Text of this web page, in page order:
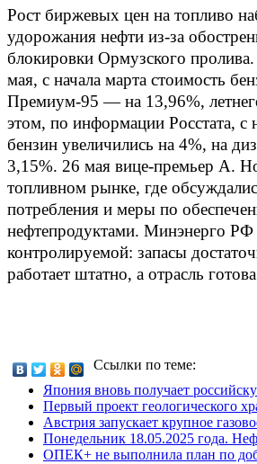
Рост биржевых цен на топливо
удорожания нефти из‑за
блокировки Ормузского
мая, с начала марта стоимость
Премиум‑95 — на 13,96%,
этом, по информации Росстата, с
бензин увеличились на 4%, на
3,15%. 26 мая вице‑премьер А.
топливном рынке, где
потребления и меры по
нефтепродуктами. Минэнерго РФ
контролируемой: запасы
работает штатно, а отрасль
Ссылки по теме:
Япония вновь получает
Первый проект геологического
Австрия запускает крупное
Понедельник 18.05.2025 года.
ОПЕК+ не выполнила план по